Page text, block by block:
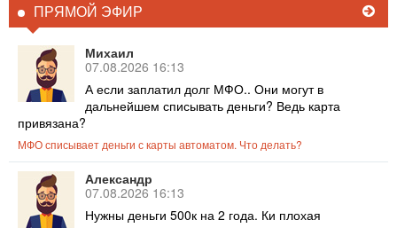
ПРЯМОЙ ЭФИР
Михаил
07.08.2026 16:13
А если заплатил долг МФО.. Они могут в
дальнейшем списывать деньги? Ведь карта
привязана?
МФО списывает деньги с карты автоматом. Что делать?
Александр
07.08.2026 16:13
Нужны деньги 500к на 2 года. Ки плохая